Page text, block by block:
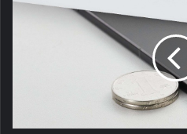
beklenenden